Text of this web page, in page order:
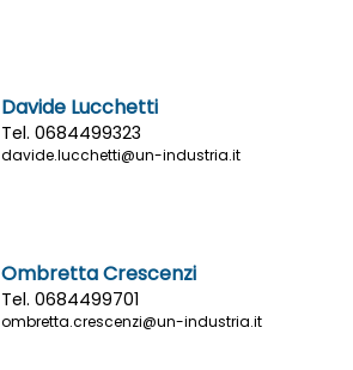
Davide Lucchetti
Tel. 0684499323
davide.lucchetti@un-industria.it
Ombretta Crescenzi
Tel. 0684499701
ombretta.crescenzi@un-industria.it